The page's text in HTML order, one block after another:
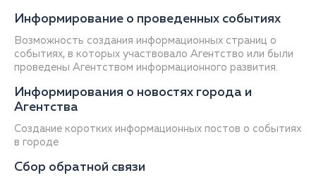
Информирование о проведенных событиях
Возможность создания информационных страниц о
событиях, в которых участвовало Агентство или были
проведены Агентством информационного развития.
Информирования о новостях города и
Агентства
Создание коротких информационных постов о событиях
в городе
Сбор обратной связи